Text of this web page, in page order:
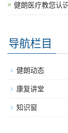
健朗医疗教您认
导航栏目
健朗动态
康复讲堂
知识窗